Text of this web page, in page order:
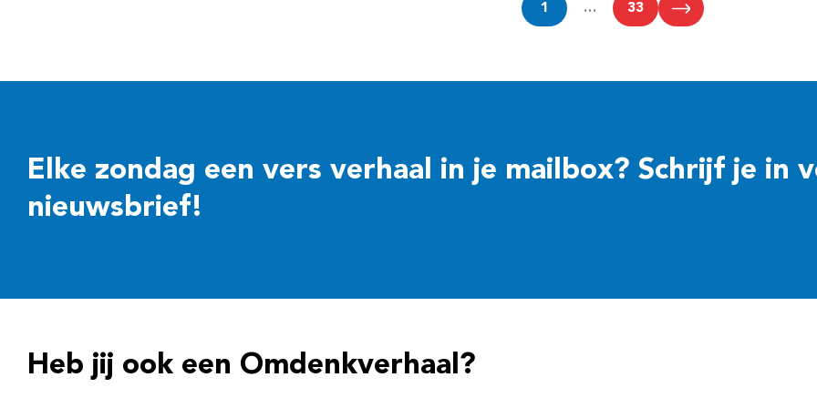
1 … 33
Elke zondag een vers verhaal in je mailbox? Schrijf je in
nieuwsbrief!
Heb jij ook een Omdenkverhaal?